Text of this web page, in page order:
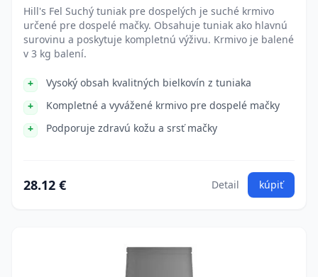
Hill's Fel Suchý tuniak pre dospelých je suché krmivo
určené pre dospelé mačky. Obsahuje tuniak ako hlavnú
surovinu a poskytuje kompletnú výživu. Krmivo je balené
v 3 kg balení.
Vysoký obsah kvalitných bielkovín z tuniaka
Kompletné a vyvážené krmivo pre dospelé mačky
Podporuje zdravú kožu a srsť mačky
28.12 € Detail kúpiť